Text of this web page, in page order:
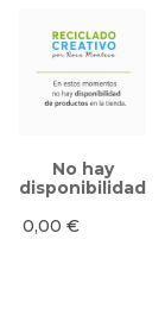
No hay
disponibilidad
0,00€